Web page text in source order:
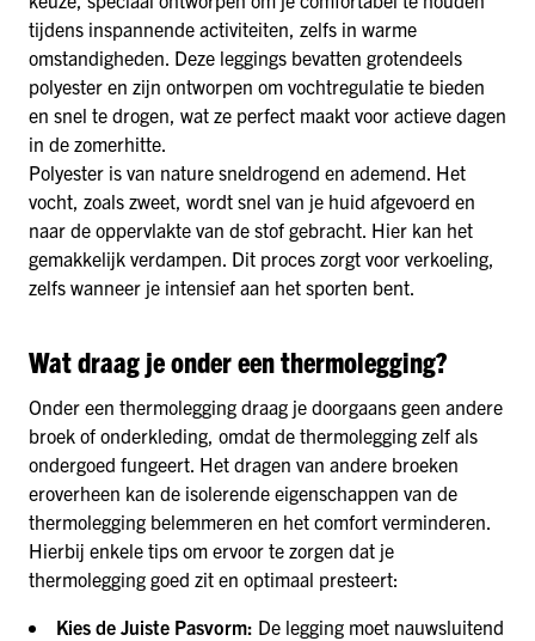
tijdens inspannende activiteiten, zelfs in warme
omstandigheden. Deze leggings bevatten grotendeels
polyester en zijn ontworpen om vochtregulatie te bieden
en snel te drogen, wat ze perfect maakt voor actieve dagen
in de zomerhitte.
Polyester is van nature sneldrogend en ademend. Het
vocht, zoals zweet, wordt snel van je huid afgevoerd en
naar de oppervlakte van de stof gebracht. Hier kan het
gemakkelijk verdampen. Dit proces zorgt voor verkoeling,
zelfs wanneer je intensief aan het sporten bent.
Wat draag je onder een thermolegging?
Onder een thermolegging draag je doorgaans geen andere
broek of onderkleding, omdat de thermolegging zelf als
ondergoed fungeert. Het dragen van andere broeken
eroverheen kan de isolerende eigenschappen van de
thermolegging belemmeren en het comfort verminderen.
Hierbij enkele tips om ervoor te zorgen dat je
thermolegging goed zit en optimaal presteert:
Kies de Juiste Pasvorm: De legging moet nauwsluitend